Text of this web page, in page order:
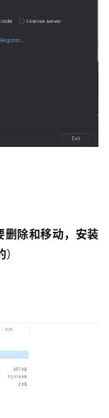
删除和移动，安装
）